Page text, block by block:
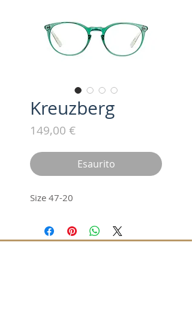
Kreuzberg
149,00 €Prezzo
Esaurito
Size 47-20